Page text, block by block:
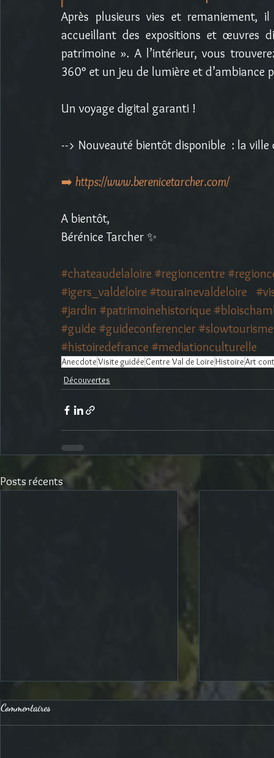
Après plusieurs vies et remaniement,
accueillant des expositions et œuvres
patrimoine ». A l’intérieur, vous
360° et un jeu de lumière et d’ambiance
Un voyage digital garanti !
--> Nouveauté bientôt disponible  : la
➡️ https://www.berenicetarcher.com/
A bientôt,
Bérénice Tarcher ✨
#chateaudelaloire #regioncentre
#igers_valdeloire #tourainevaldeloire
#jardin #patrimoinehistorique
#guide #guideconferencier #slowtourisme
#histoiredefrance #mediationculturelle
AnecdoteVisite guidée Centre Val de Loire HistoireArt
Découvertes
Posts récents
Commentaires